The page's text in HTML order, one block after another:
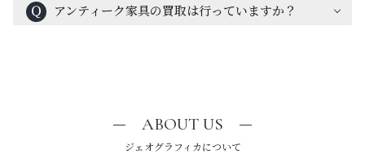
Ｑ アンティーク家具の買取は行っていますか？
ABOUT US
ジェオグラフィカについて